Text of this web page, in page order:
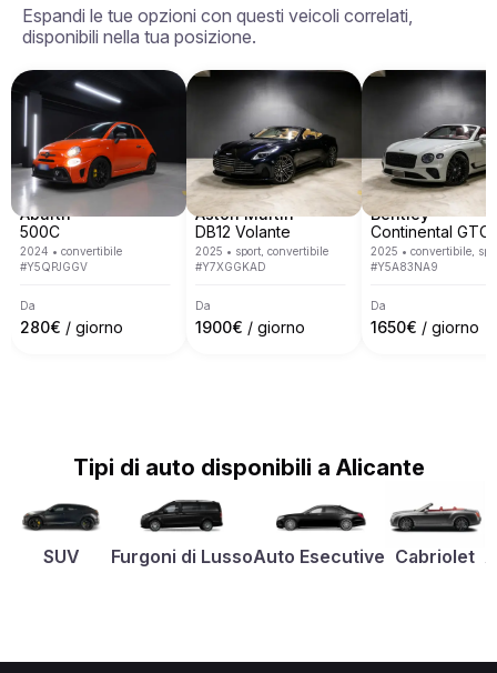
Francia, Svizzera, Germania, Austria e Monaco.
Copriamo la maggior parte delle principali città
europee come Roma, Milano, Nizza, Cannes, Saint
Tropez, Verona, Monaco, Venezia, Monte Carlo,
Barcellona e molte altre.
Espandi le tue opzioni con questi veicoli correlati,
disponibili nella tua posizione.
Abarth
500C
2024 • convertibile
#Y5QPJGGV
Da
280€ / giorno
Aston Martin
DB12 Volante
2025 • sport, convertibile
#Y7XGGKAD
Da
1900€ / giorno
Bentley
2025 • convertibile,
#Y5A83NA9
Da
1650€ / giorno
Tipi di auto disponibili a Alicante
SUV Furgoni di LussoAuto Esecutive Cabriolet